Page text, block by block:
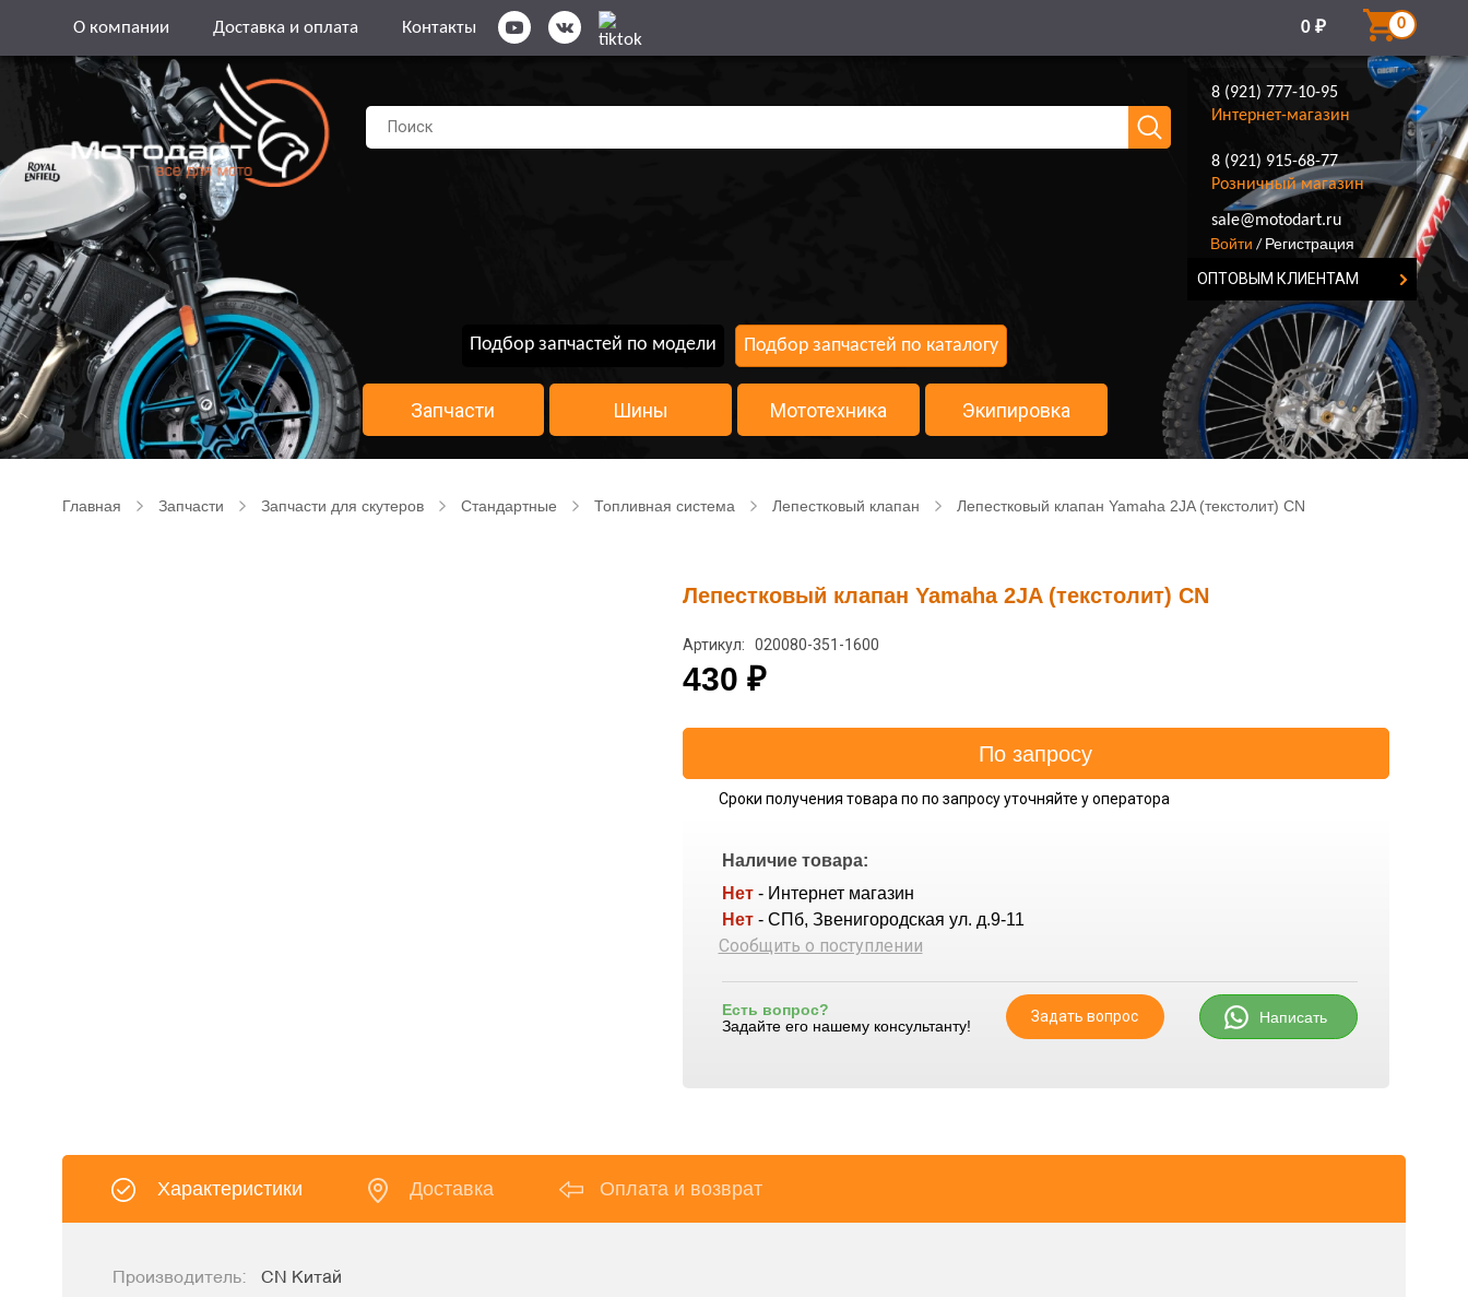
О компании Доставка и оплата Контакты 0 ₽ 0
8 (921) 777-10-95
Интернет-магазин
8 (921) 915-68-77
Розничный магазин
8 (921) 777-10-95
sale@motodart.ru
Войти / Регистрация
ОПТОВЫМ КЛИЕНТАМ
Подбор запчастей по модели Подбор запчастей по каталогу
Запчасти Шины Мототехника Экипировка
Главная Запчасти Запчасти для скутеров Стандартные Топливная система Лепестковый клапан Лепестковый клапан Yamaha 2JA (текстолит) CN
Лепестковый клапан Yamaha 2JA (текстолит) CN
Артикул: 020080-351-1600
430 ₽
Сроки получения товара по по запросу уточняйте у оператора
Наличие товара:
Нет - Интернет магазин
Нет - СПб, Звенигородская ул. д.9-11
Сообщить о поступлении
Есть вопрос?
Задайте его нашему консультанту!
Задать вопрос Написать
Характеристики Доставка Оплата и возврат
Производитель: CN Китай